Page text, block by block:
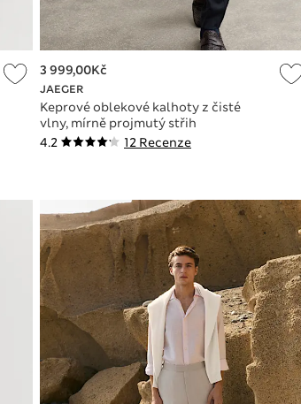
4.2 12 Recenze
JAEGER
Keprové oblekové kalhoty z čisté
vlny, mírně projmutý střih
3 999,00Kč